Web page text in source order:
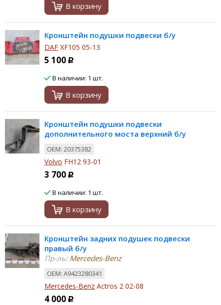
В корзину
Кронштейн подушки подвески б/у
DAF XF105 05-13
5 100 Р
В наличии: 1 шт.
В корзину
Кронштейн подушки подвески
дополнительного моста верхний б/у
ОЕМ: 20375382
Volvo FH12 93-01
3 700 Р
В наличии: 1 шт.
В корзину
Кронштейн задних подушек подвески
правый б/у
Пр-ль:Mercedes-Benz
ОЕМ: A9423280341
Mercedes-Benz Actros 2 02-08
4 000 Р